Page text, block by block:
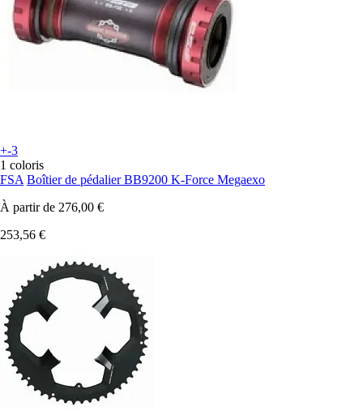
+-3
1 coloris
FSA Boîtier de pédalier BB9200 K-Force Megaexo
À partir de 276,00 €
253,56 €